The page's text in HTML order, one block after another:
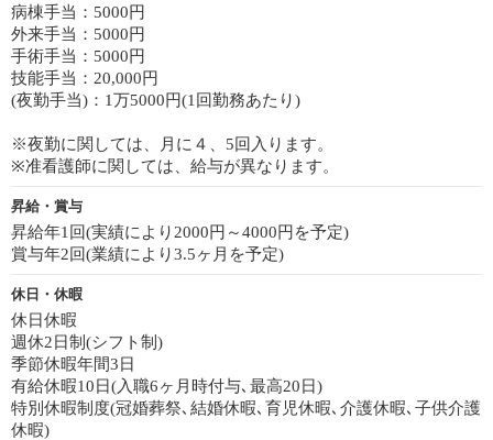
病棟手当：5000円
外来手当：5000円
手術手当：5000円
技能手当：20,000円
(夜勤手当)：1万5000円(1回勤務あたり)
※夜勤に関しては、月に４、5回入ります。
※准看護師に関しては、給与が異なります。
昇給・賞与
昇給年1回(実績により2000円～4000円を予定)
賞与年2回(業績により3.5ヶ月を予定)
休日・休暇
休日休暇
週休2日制(シフト制)
季節休暇年間3日
有給休暇10日(入職6ヶ月時付与､最高20日)
特別休暇制度(冠婚葬祭､結婚休暇､育児休暇､介護休暇､子供介護
休暇)